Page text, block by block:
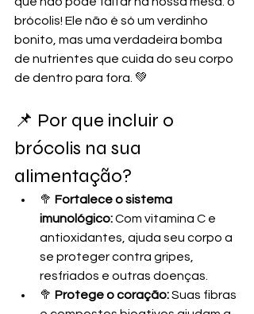
brócolis! Ele não é só um verdinho
bonito, mas uma verdadeira bomba
de nutrientes que cuida do seu corpo
de dentro para fora. 💚
📌 Por que incluir o
brócolis na sua
alimentação?
🥦 Fortalece o sistema
imunológico: Com vitamina C e
antioxidantes, ajuda seu corpo a
se proteger contra gripes,
resfriados e outras doenças.
🥦 Protege o coração: Suas fibras